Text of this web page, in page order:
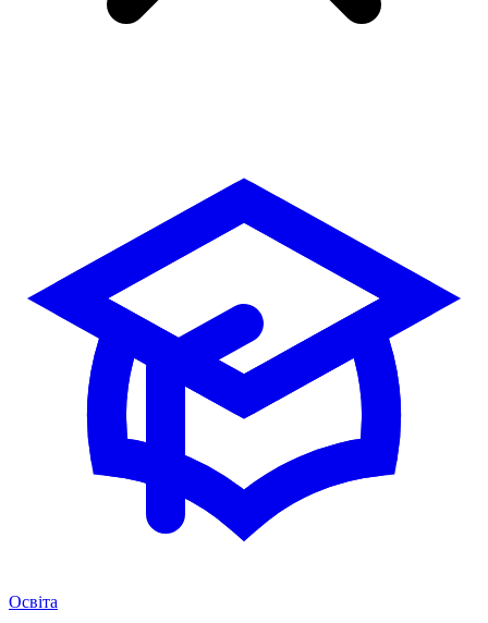
Освіта